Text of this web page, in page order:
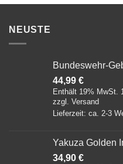
NEUSTE
Bundeswehr-
44,99 €
Enthält 19% MwSt.
zzgl. Versand
Lieferzeit: ca. 2-3
Yakuza Golden
34,90 €